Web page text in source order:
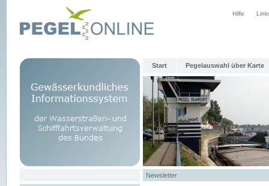
Hilfe
Start Pegelauswahl über Karte
Newsletter